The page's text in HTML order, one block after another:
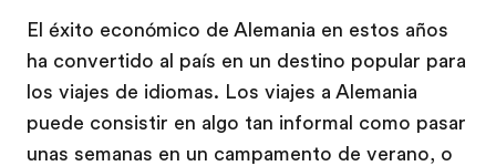
El éxito económico de Alemania en estos años
ha convertido al país en un destino popular para
los viajes de idiomas. Los viajes a Alemania
puede consistir en algo tan informal como pasar
unas semanas en un campamento de verano, o